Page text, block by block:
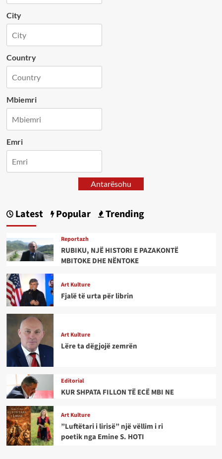
City
Country
Mbiemri
Emri
Antarësohu
Latest Popular Trending
Reportazh
RUBIKU, NJË HISTORI E PAZAKONTË
MBITOKE DHE NËNTOKE
Art Kulture
Fjalë të urta për librin
Art Kulture
Lëre ta dëgjojë zemrën
Editorial
KUR SHPATA FILLON TË ECË MBI NE
Art Kulture
”Luftëtari i lirisë” një vëllim i ri
poetik nga Emine S. HOTI